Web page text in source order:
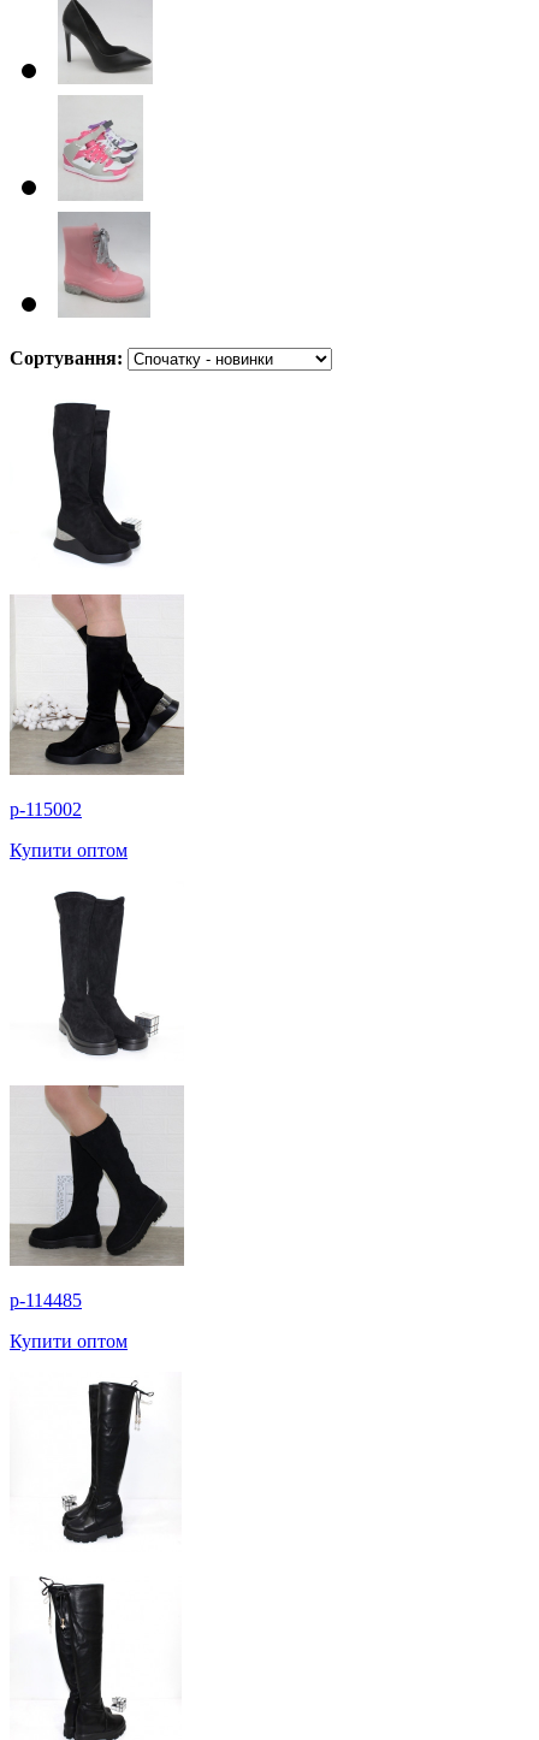
Сортування:
p-115002
Купити оптом
p-114485
Купити оптом